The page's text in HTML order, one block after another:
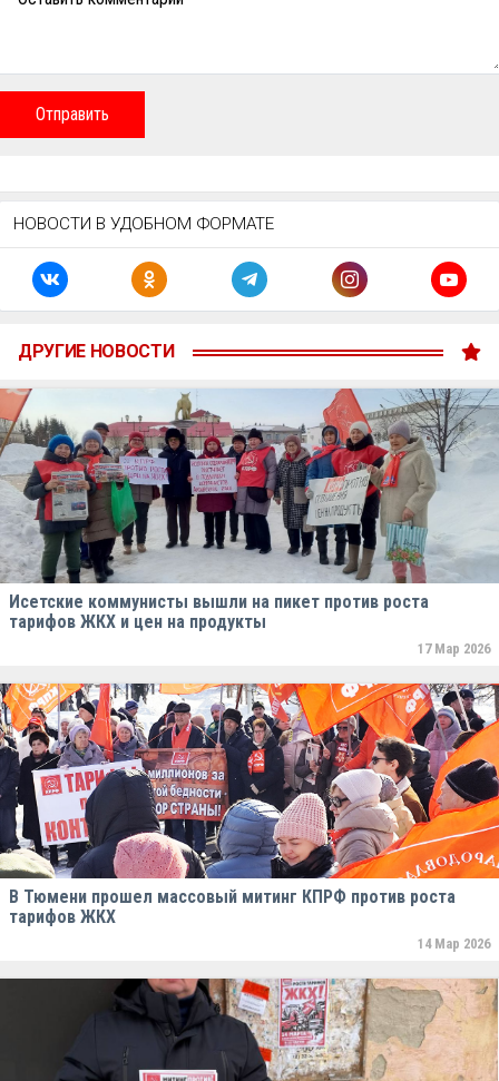
Отправить
НОВОСТИ В УДОБНОМ ФОРМАТЕ
ДРУГИЕ НОВОСТИ
Исетские коммунисты вышли на пикет против роста
тарифов ЖКХ и цен на продукты
17 Мар 2026
В Тюмени прошел массовый митинг КПРФ против роста
тарифов ЖКХ
14 Мар 2026